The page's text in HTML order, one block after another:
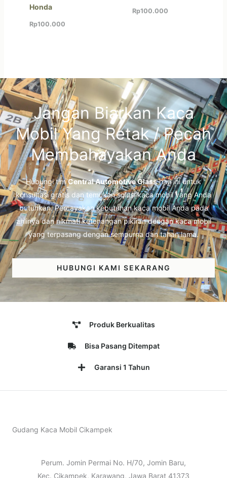
Honda
Rp100.000
Rp100.000
Jangan Biarkan Kaca
Mobil Yang Retak / Pecah
Membahayakan Anda
Hubungi timCentral Automotive Glasshari ini untuk
konsultasi gratis dan temukan solusi kaca mobil yang Anda
butuhkan. Percayakan kebutuhan kaca mobil Anda pada
ahlinya dan nikmati ketenangan pikiran dengan kaca mobil
yang terpasang dengan sempurna dan tahan lama.
HUBUNGI KAMI SEKARANG
Produk Berkualitas
Bisa Pasang Ditempat
Garansi 1 Tahun
Gudang Kaca Mobil Cikampek
Perum. Jomin Permai No. H/70, Jomin Baru,
Kec. Cikampek, Karawang, Jawa Barat 41373